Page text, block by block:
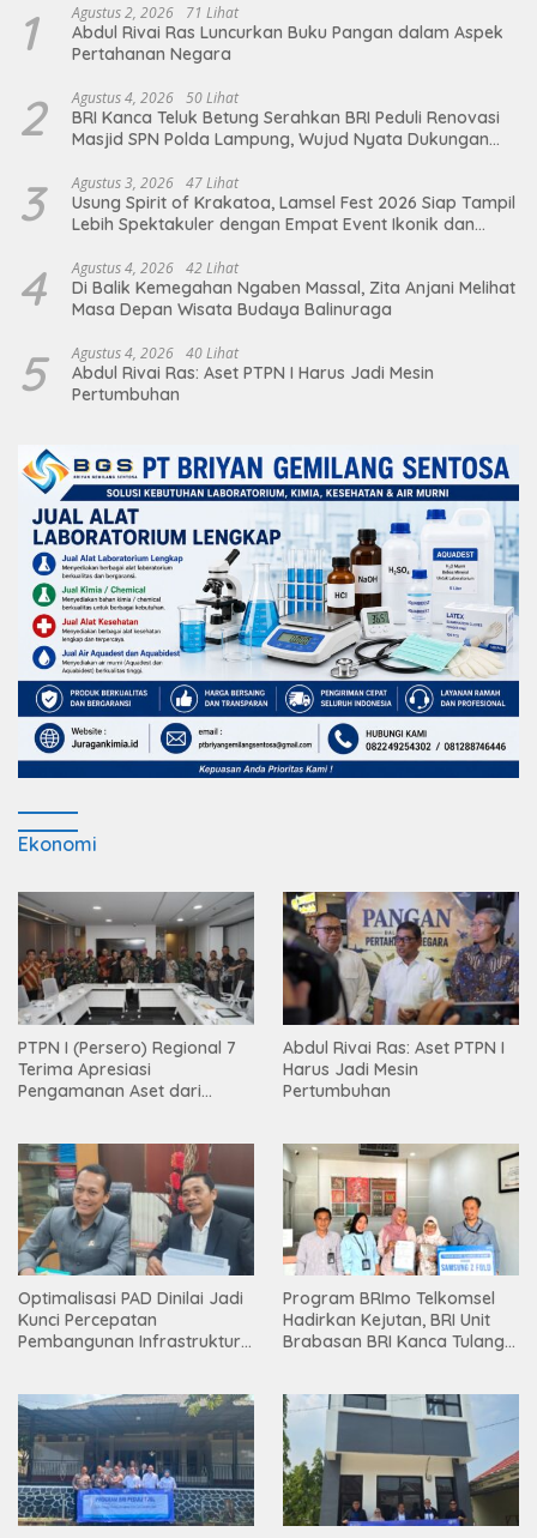
1 Agustus 2, 2026 71 Lihat
Abdul Rivai Ras Luncurkan Buku Pangan dalam Aspek
Pertahanan Negara
2 Agustus 4, 2026 50 Lihat
BRI Kanca Teluk Betung Serahkan BRI Peduli Renovasi
Masjid SPN Polda Lampung, Wujud Nyata Dukungan
3 Agustus 3, 2026 47 Lihat
Usung Spirit of Krakatoa, Lamsel Fest 2026 Siap Tampil
Lebih Spektakuler dengan Empat Event Ikonik dan
4 Agustus 4, 2026 42 Lihat
Di Balik Kemegahan Ngaben Massal, Zita Anjani Melihat
Masa Depan Wisata Budaya Balinuraga
5 Agustus 4, 2026 40 Lihat
Abdul Rivai Ras: Aset PTPN I Harus Jadi Mesin
Pertumbuhan
Ekonomi
PTPN I (Persero) Regional 7
Terima Apresiasi
Pengamanan Aset dari
Abdul Rivai Ras: Aset PTPN I
Harus Jadi Mesin
Pertumbuhan
Optimalisasi PAD Dinilai Jadi
Kunci Percepatan
Pembangunan Infrastruktur
Program BRImo Telkomsel
Hadirkan Kejutan, BRI Unit
Brabasan BRI Kanca Tulang
Mesuji